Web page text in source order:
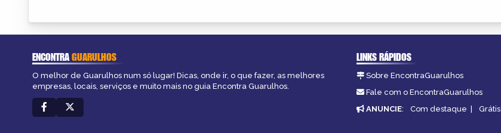
ENCONTRAGUARULHOS
O melhor de Guarulhos num só lugar! Dicas, onde ir, o que fazer, as melhores
empresas, locais, serviços e muito mais no guia Encontra Guarulhos.
LINKS RÁPIDOS
Sobre EncontraGuarulhos
Fale com o EncontraGuarulhos
ANUNCIE: Com destaque | Grátis